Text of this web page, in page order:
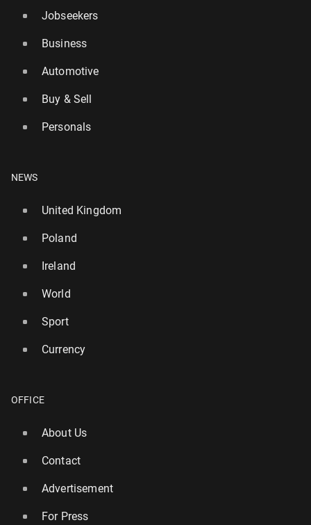
Jobseekers
Business
Automotive
Buy & Sell
Personals
NEWS
United Kingdom
Poland
Ireland
World
Sport
Currency
OFFICE
About Us
Contact
Advertisement
For Press